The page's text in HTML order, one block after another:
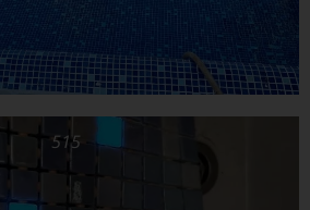
515